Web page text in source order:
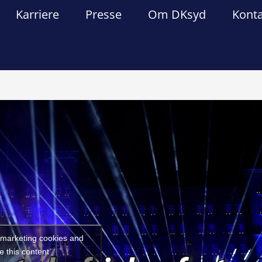
Karriere Presse Om DKsyd
cookies and
this content